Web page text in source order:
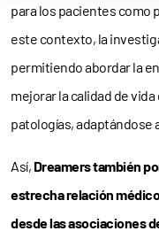
para los pacientes como
este contexto, la
permitiendo abordar la
mejorar la calidad de
patologías, adaptándose
Así, Dreamers también
estrecha relación
desde las asociaciones